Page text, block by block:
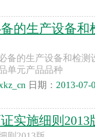
的生产设备和
备的生产设备和检测
单元产品品种
日期： 2013-07-
实施细则2013